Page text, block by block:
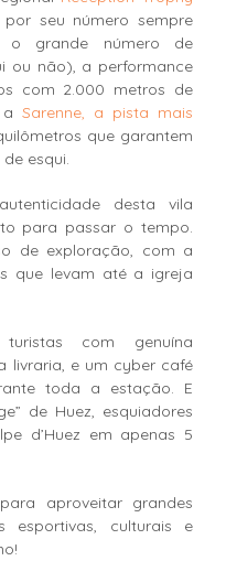
seu número sempre
o grande número de
ou não), a performance
com 2.000 metros de
Sarenne, a pista mais
que garantem
esqui.
desta vila
para passar o tempo.
de exploração, com a
que levam até a igreja
com genuína
livraria, e um cyber café
toda a estação. E
de Huez, esquiadores
d’Huez em apenas 5
aproveitar grandes
esportivas, culturais e